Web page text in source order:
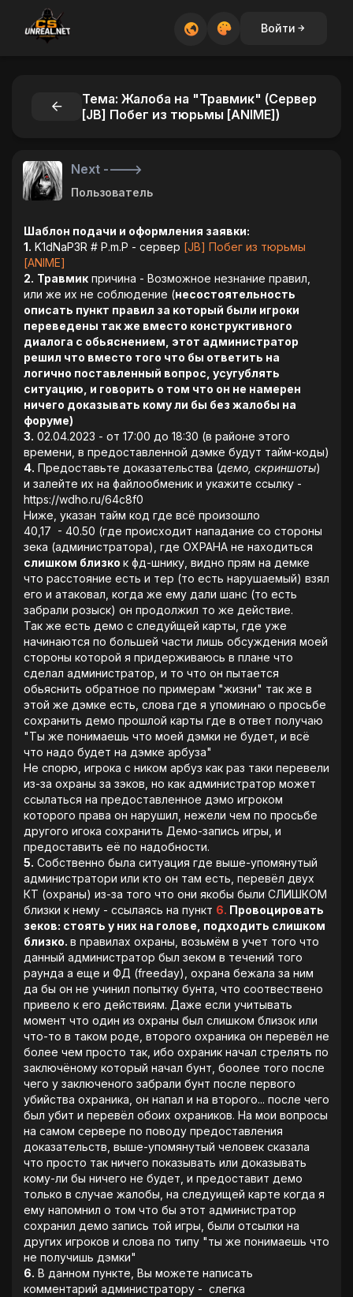
Войти
Тема: Жалоба на "Травмик" (Сервер
[JB] Побег из тюрьмы [ANIME])
Next ---->
Пользователь
Шаблон подачи и оформления заявки:
1. K1dNaP3R # P.m.P - сервер [JB] Побег из тюрьмы
[ANIME]
2. Травмик причина - Возможное незнание правил,
или же их не соблюдение (несостоятельность
описать пункт правил за который были игроки
переведены так же вместо конструктивного
диалога с обьяснением, этот администратор
решил что вместо того что бы ответить на
логично поставленный вопрос, усугублять
ситуацию, и говорить о том что он не намерен
ничего доказывать кому ли бы без жалобы на
форуме)
3. 02.04.2023 - от 17:00 до 18:30 (в районе этого
времени, в предоставленной дэмке будут тайм-коды)
4. Предоставьте доказательства (демо, скриншоты)
и залейте их на файлообменик и укажите ссылку -
https://wdho.ru/64c8f0
Ниже, указан тайм код где всё произошло
40,17 - 40.50 (где происходит нападание со стороны
зека (администратора), где ОХРАНА не находиться
слишком близко к фд-шнику, видно прям на демке
что расстояние есть и тер (то есть нарушаемый) взял
его и атаковал, когда же ему дали шанс (то есть
забрали розыск) он продолжил то же действие.
Так же есть демо с следуйщей карты, где уже
начинаются по большей части лишь обсуждения моей
стороны которой я придерживаюсь в плане что
сделал администратор, и то что он пытается
обьяснить обратное по примерам "жизни" так же в
этой же дэмке есть, слова где я упоминаю о просьбе
сохранить демо прошлой карты где в ответ получаю
"Ты же понимаешь что моей дэмки не будет, и всё
что надо будет на дэмке арбуза"
Не спорю, игрока с ником арбуз как раз таки перевели
из-за охраны за зэков, но как администратор может
ссылаться на предоставленное дэмо игроком
которого права он нарушил, нежели чем по просьбе
другого игока сохранить Демо-запись игры, и
предоставить её по надобности.
5. Собственно была ситуация где выше-упомянутый
администратори или кто он там есть, перевёл двух
КТ (охраны) из-за того что они якобы были СЛИШКОМ
близки к нему - ссылаясь на пункт 6. Провоцировать
зеков: стоять у них на голове, подходить слишком
близко. в правилах охраны, возьмём в учет того что
данный администратор был зеком в течений того
раунда а еще и ФД (freeday), охрана бежала за ним
да бы он не учинил попытку бунта, что соотвествено
привело к его действиям. Даже если учитывать
момент что один из охраны был слишком близок или
что-то в таком роде, второго охраника он перевёл не
более чем просто так, ибо охраник начал стрелять по
заключёному который начал бунт, боолее того после
чего у заключеного забрали бунт после первого
убийства охраника, он напал и на второго... после чего
был убит и перевёл обоих охраников. На мои вопросы
на самом сервере по поводу предоставления
доказательств, выше-упомянутый человек сказала
что просто так ничего показывать или доказывать
кому-ли бы ничего не будет, и предоставит демо
только в случае жалобы, на следуищей карте когда я
ему напомнил о том что бы этот администратор
сохранил демо запись той игры, были отсылки на
других игроков и слова по типу "ты же понимаешь что
не получишь дэмки"
6. В данном пункте, Вы можете написать
комментарий администратору - слегка